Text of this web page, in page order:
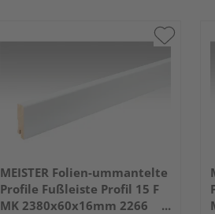
MEISTER Folien-ummantelte
Profile Fußleiste Profil 15 F
MK 2380x60x16mm 2266